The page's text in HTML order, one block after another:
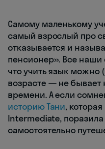
Самому маленькому
самый взрослый про
отказывается и
пенсионер». Все наши
что учить язык
возрасте — не бывает
времени. А если
историю Тани,
Intermediate,
самостоятельно